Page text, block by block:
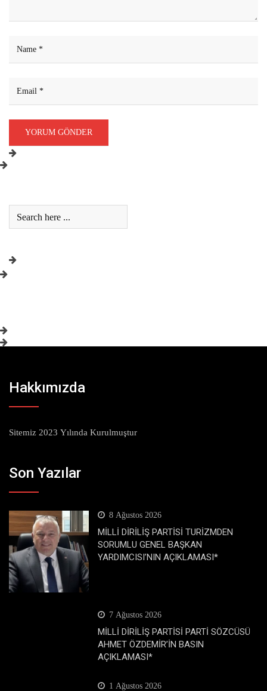
Hakkımızda
Sitemiz 2023 Yılında Kurulmuştur
Son Yazılar
8 Ağustos 2026
MİLLİ DİRİLİŞ PARTİSİ TURİZMDEN
SORUMLU GENEL BAŞKAN
YARDIMCISI’NIN AÇIKLAMASI*
7 Ağustos 2026
MİLLİ DİRİLİŞ PARTİSİ PARTİ SÖZCÜSÜ
AHMET ÖZDEMİR’İN BASIN
AÇIKLAMASI*
1 Ağustos 2026